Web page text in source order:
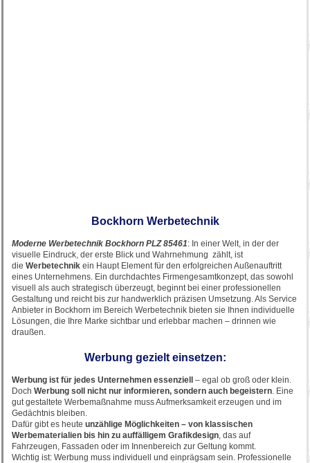
Bockhorn Werbetechnik
Moderne Werbetechnik Bockhorn PLZ 85461: In einer Welt, in der der
visuelle Eindruck, der erste Blick und Wahrnehmung zählt, ist
die Werbetechnik ein Haupt Element für den erfolgreichen Außenauftritt
eines Unternehmens. Ein durchdachtes Firmengesamtkonzept, das sowohl
visuell als auch strategisch überzeugt, beginnt bei einer professionellen
Gestaltung und reicht bis zur handwerklich präzisen Umsetzung. Als Service
Anbieter in Bockhorn im Bereich Werbetechnik bieten sie Ihnen individuelle
Lösungen, die Ihre Marke sichtbar und erlebbar machen – drinnen wie
draußen.
Werbung gezielt einsetzen:
Werbung ist für jedes Unternehmen essenziell
– egal ob groß oder klein.
Doch Werbung soll nicht nur informieren, sondern auch begeistern. Eine
gut gestaltete Werbemaßnahme muss Aufmerksamkeit erzeugen und im
Gedächtnis bleiben.
Dafür gibt es heute unzählige Möglichkeiten – von klassischen
Werbematerialien bis hin zu auffälligem Grafikdesign, das auf
Fahrzeugen, Fassaden oder im Innenbereich zur Geltung kommt.
Wichtig ist: Werbung muss individuell und einprägsam sein. Professionelle